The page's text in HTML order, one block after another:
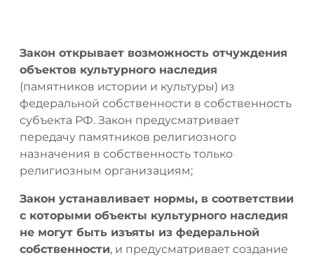
Закон открывает возможность отчуждения
объектов культурного наследия
(памятников истории и культуры) из
федеральной собственности в собственность
субъекта РФ. Закон предусматривает
передачу памятников религиозного
назначения в собственность только
религиозным организациям;
Закон устанавливает нормы, в соответствии
с которыми объекты культурного наследия
не могут быть изъяты из федеральной
собственности, и предусматривает создание